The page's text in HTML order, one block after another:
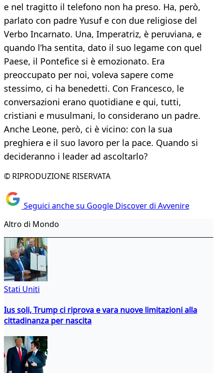
e nel tragitto il telefono non ha preso. Ha, però,
parlato con padre Yusuf e con due religiose del
Verbo Incarnato. Una, Imperatriz, è peruviana, e
quando l’ha sentita, dato il suo legame con quel
Paese, il Pontefice si è emozionato. Era
preoccupato per noi, voleva sapere come
stessimo, ci ha benedetti. Con Francesco, le
conversazioni erano quotidiane e qui, tutti,
cristiani e musulmani, lo considerano un padre.
Anche Leone, però, ci è vicino: con la sua
preghiera e il suo lavoro per la pace. Quando si
decideranno i leader ad ascoltarlo?
© RIPRODUZIONE RISERVATA
Seguici anche su Google Discover di Avvenire
Altro di Mondo
Stati Uniti
Ius soli, Trump ci riprova e vara nuove limitazioni alla
cittadinanza per nascita